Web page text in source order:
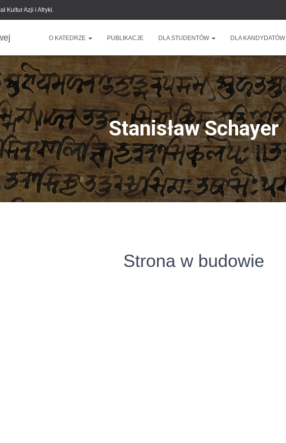
Kultur Azji i Afryki.
O KATEDRZE PUBLIKACJE DLA STUDENTÓW DLA KANDYDATÓW
Stanisław Schayer
Strona w budowie